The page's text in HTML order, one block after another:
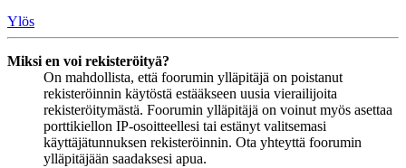
Ylös
Miksi en voi rekisteröityä?
On mahdollista, että foorumin ylläpitäjä on poistanut
rekisteröinnin käytöstä estääkseen uusia vierailijoita
rekisteröitymästä. Foorumin ylläpitäjä on voinut myös asettaa
porttikiellon IP-osoitteellesi tai estänyt valitsemasi
käyttäjätunnuksen rekisteröinnin. Ota yhteyttä foorumin
ylläpitäjään saadaksesi apua.